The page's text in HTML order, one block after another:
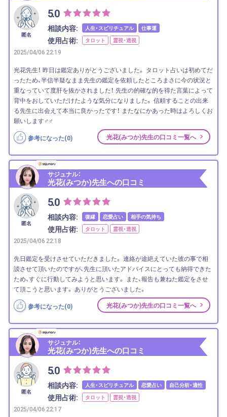
匿名
5.0
相談内容: 人生・スピリチュアル 仕事運
使用占術: タロット 霊視・透視
2025/04/06 22:19
光花先生！ 昨日は鑑定ありがとうございました。 タロット占いは初めてだ
ったため、半信半疑なまま先生の鑑定を依頼したところまさに今の状況と
重なっていて度肝を抜かされました！ 先生の的確な的を得た言葉によって
背中をおしていただけたような気分になりました。 信頼することの出来
る先生に出会えて本当に良かったです！ またなにかあった時はよろしくお
願いします‍♂️‍♂️
参考になった(0) 光花(みつか)先生の口コミ一覧へ
サジュナル：
光花(みつか)先生への口コミ
匿名
5.0
相談内容: 復縁 恋愛占い 相手の気持ち
使用占術: タロット 霊視・透視
2025/04/06 22:18
先日鑑定を受けさせていただきました。 連絡が途絶えていた彼の事で相
談させて頂いたのですが、先生に頂いたアドバイスにとっても納得できた
ため、すぐに行動してみようと思います。 また、報告も兼ねた鑑定をさせ
て頂こうと思います。 ありがとうございました。
参考になった(0) 光花(みつか)先生の口コミ一覧へ
サジュナル：
光花(みつか)先生への口コミ
匿名
5.0
相談内容: 人生・スピリチュアル 恋愛占い 自己分析・適性
使用占術: タロット 霊視・透視
2025/04/06 22:17